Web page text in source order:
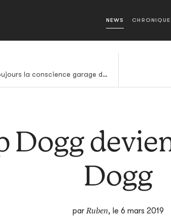
NEWS
Les Mystery Lights sont toujours la conscience garage de Daptone
Dogg
Dogg
parRuben, le 6 mars 2019